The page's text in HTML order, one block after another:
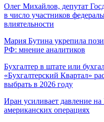
Олег Михайлов, депутат
в число участников
влиятельности
Мария Бутина укрепила
РФ: мнение аналитиков
Бухгалтер в штате или
«Бухгалтерский Квартал»
выбрать в 2026 году
Иран усиливает давление на
американских операциях